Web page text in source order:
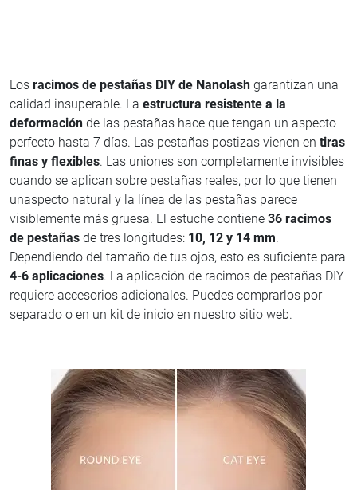
Los racimos de pestañas DIY de Nanolash garantizan una
calidad insuperable. La estructura resistente a la
deformación de las pestañas hace que tengan un aspecto
perfecto hasta 7 días. Las pestañas postizas vienen en tiras
finas y flexibles. Las uniones son completamente invisibles
cuando se aplican sobre pestañas reales, por lo que tienen
unaspecto natural y la línea de las pestañas parece
visiblemente más gruesa. El estuche contiene 36 racimos
de pestañas de tres longitudes: 10, 12 y 14 mm.
Dependiendo del tamaño de tus ojos, esto es suficiente para
4-6 aplicaciones. La aplicación de racimos de pestañas DIY
requiere accesorios adicionales. Puedes comprarlos por
separado o en un kit de inicio en nuestro sitio web.